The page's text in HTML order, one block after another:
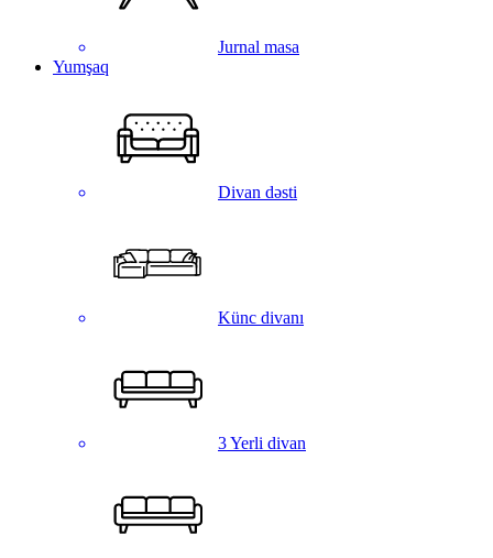
Jurnal masa
Yumşaq
Divan dəsti
Künc divanı
3 Yerli divan